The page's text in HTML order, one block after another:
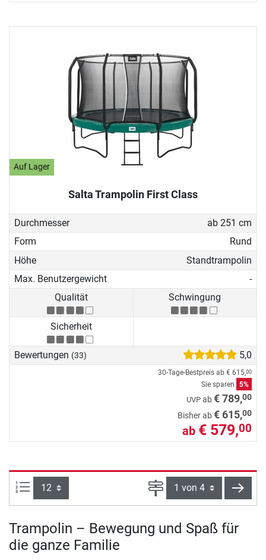
Auf Lager
Salta Trampolin First Class
Durchmesser
ab 251 cm
Form
Rund
Höhe
Standtrampolin
Max. Benutzergewicht
-
Qualität
Schwingung
Sicherheit
Bewertungen (33) 5,0
30-Tage-Bestpreis ab € 615,00
Sie sparen 5%
UVP ab€ 789,00
Bisher ab€ 615,00
ab € 579,00
Artikel pro Seite: Seite
Trampolin – Bewegung und Spaß für
die ganze Familie